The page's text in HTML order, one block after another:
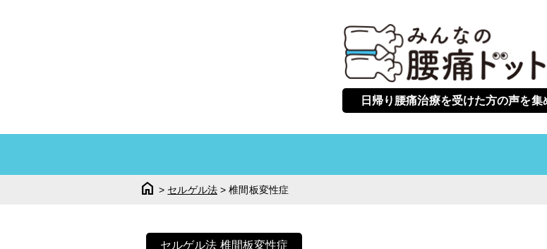
日帰り腰痛治療を受けた方の声を集
home > セルゲル法>椎間板変性症
セルゲル法 椎間板変性症